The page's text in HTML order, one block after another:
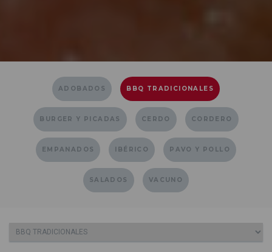
ADOBADOS BBQ TRADICIONALES
BURGER Y PICADAS CERDO CORDERO
EMPANADOS IBÉRICO PAVO Y POLLO
SALADOS VACUNO